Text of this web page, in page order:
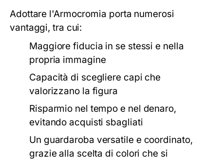
Adottare l'Armocromia porta numerosi
vantaggi, tra cui:
Maggiore fiducia in se stessi e nella
propria immagine
Capacità di scegliere capi che
valorizzano la figura
Risparmio nel tempo e nel denaro,
evitando acquisti sbagliati
Un guardaroba versatile e coordinato,
grazie alla scelta di colori che si